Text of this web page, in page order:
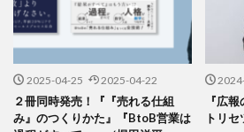
2025-04-25 2025-04-22
２冊同時発売！『『売れる仕組
み』のつくりかた』『BtoB営業は
『広
トリセ